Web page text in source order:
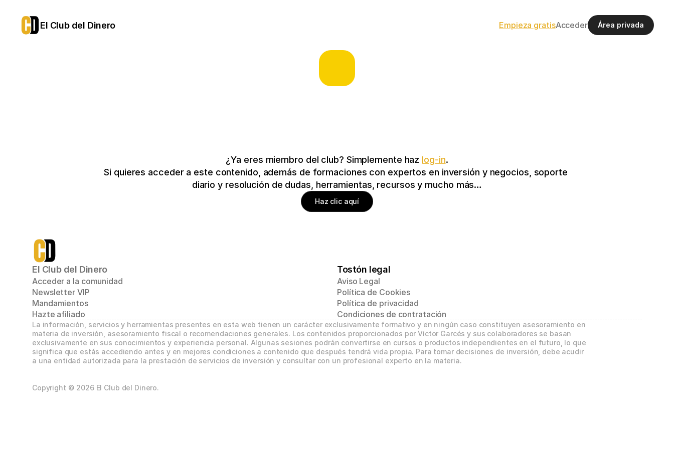
El Club del Dinero Empieza gratisAcceder Área privada
¿Ya eres miembro del club? Simplemente haz log-in.
Si quieres acceder a este contenido, además de formaciones con expertos en inversión y negocios, soporte
diario y resolución de dudas, herramientas, recursos y mucho más…
Haz clic aquí
El Club del Dinero
Acceder a la comunidad
Newsletter VIP
Mandamientos
Hazte afiliado
Tostón legal
Aviso Legal
Política de Cookies
Política de privacidad
Condiciones de contratación
La información, servicios y herramientas presentes en esta web tienen un carácter exclusivamente formativo y en ningún caso constituyen asesoramiento en
materia de inversión, asesoramiento fiscal o recomendaciones generales. Los contenidos proporcionados por Víctor Garcés y sus colaboradores se basan
exclusivamente en sus conocimientos y experiencia personal. Algunas sesiones podrán convertirse en cursos o productos independientes en el futuro, lo que
significa que estás accediendo antes y en mejores condiciones a contenido que después tendrá vida propia. Para tomar decisiones de inversión, debe acudir
a una entidad autorizada para la prestación de servicios de inversión y consultar con un profesional experto en la materia.
Copyright © 2026 El Club del Dinero.